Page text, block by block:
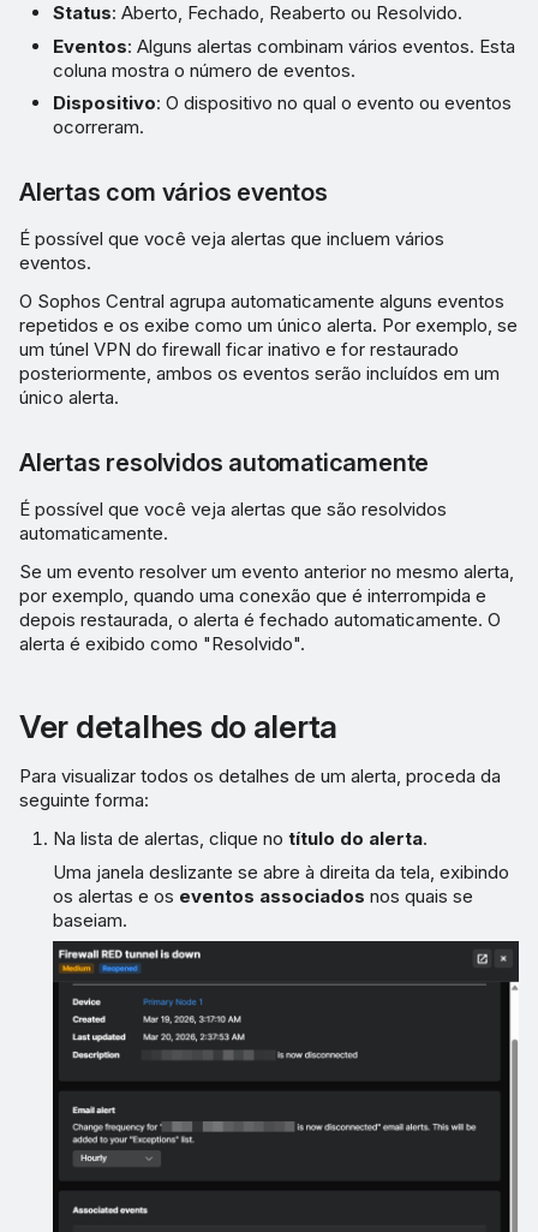
Status: Aberto, Fechado, Reaberto ou Resolvido.
Eventos: Alguns alertas combinam vários eventos. Esta
coluna mostra o número de eventos.
Dispositivo: O dispositivo no qual o evento ou eventos
ocorreram.
Alertas com vários eventos
É possível que você veja alertas que incluem vários
eventos.
O Sophos Central agrupa automaticamente alguns eventos
repetidos e os exibe como um único alerta. Por exemplo, se
um túnel VPN do firewall ficar inativo e for restaurado
posteriormente, ambos os eventos serão incluídos em um
único alerta.
Alertas resolvidos automaticamente
É possível que você veja alertas que são resolvidos
automaticamente.
Se um evento resolver um evento anterior no mesmo alerta,
por exemplo, quando uma conexão que é interrompida e
depois restaurada, o alerta é fechado automaticamente. O
alerta é exibido como "Resolvido".
Ver detalhes do alerta
Para visualizar todos os detalhes de um alerta, proceda da
seguinte forma:
Na lista de alertas, clique notítulo do alerta.
Uma janela deslizante se abre à direita da tela, exibindo
os alertas e os eventos associados nos quais se
baseiam.